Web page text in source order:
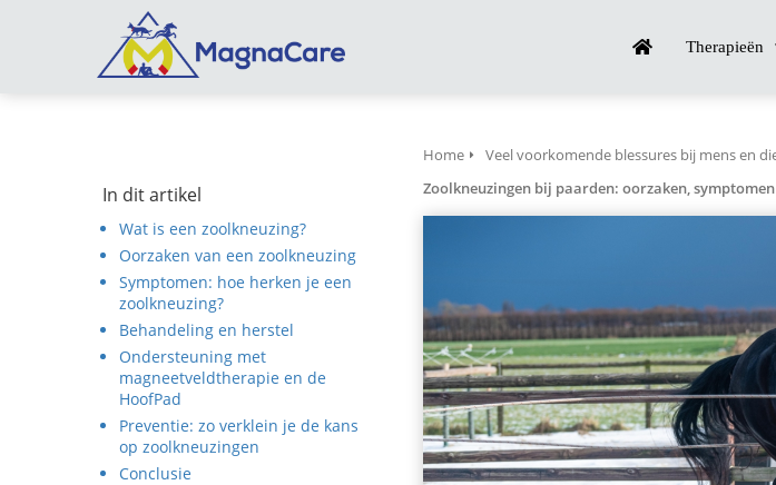
Therapieën
In dit artikel
Wat is een zoolkneuzing?
Oorzaken van een zoolkneuzing
Symptomen: hoe herken je een
zoolkneuzing?
Behandeling en herstel
Ondersteuning met
magneetveldtherapie en de
HoofPad
Preventie: zo verklein je de kans
op zoolkneuzingen
Conclusie
Home Veel voorkomende blessures bij mens en
Zoolkneuzingen bij paarden: oorzaken,
over
gedrag van een
gebruikt
bezoekers te
Hierdoor
website-
relevante
tonen
van deze